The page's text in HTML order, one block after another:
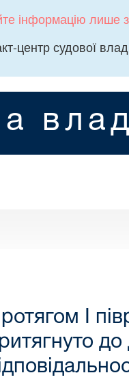
інформацію лише
центр судової
I
до